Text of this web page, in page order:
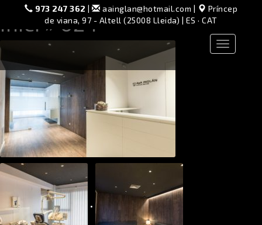
973 247 362 | aainglan@hotmail.com |
Príncep
de viana, 97 - Altell (25008 Lleida) | ES ·CAT
Toggle
navigation
Inici » 024
•